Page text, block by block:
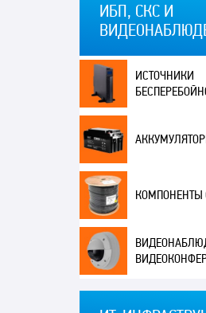
ИБП, СКС И
ИСТОЧНИКИ
КОМПОНЕНТЫ